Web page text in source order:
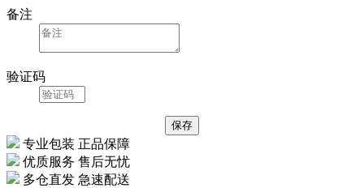
备注
验证码
专业包装 正品保障
优质服务 售后无忧
多仓直发 急速配送